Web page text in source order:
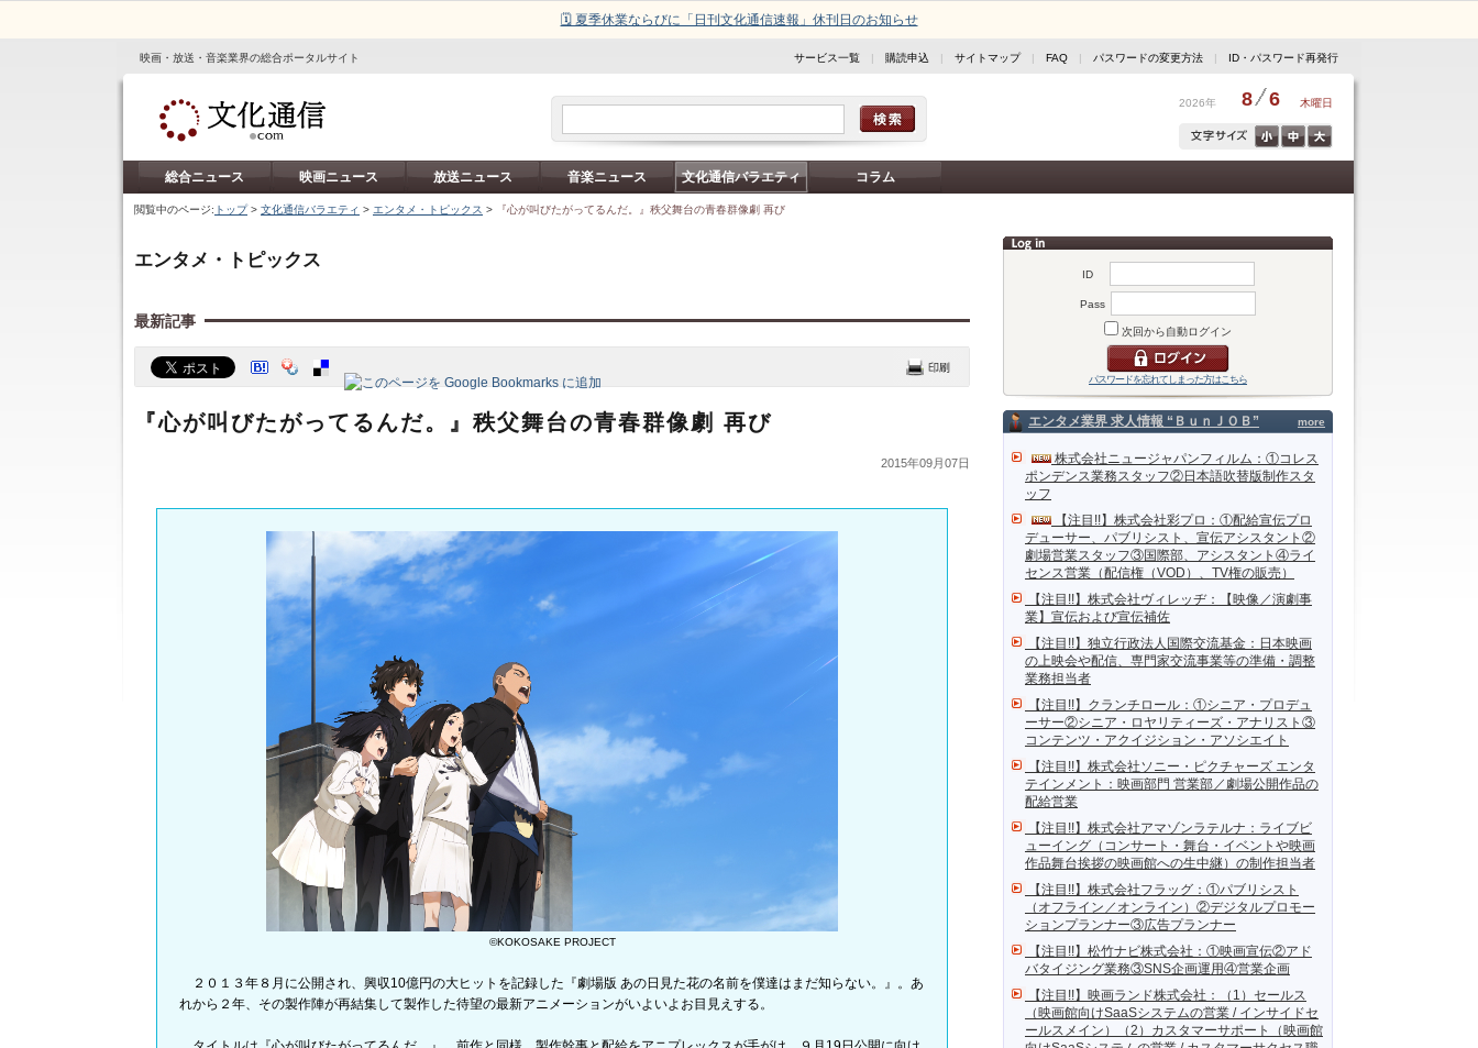
🗓️ 夏季休業ならびに「日刊文化通信速報」休刊日のお知らせ
映画・放送・音楽業界の総合ポータルサイト サービス一覧 | 購読申込 | サイトマップ| FAQ | パスワードの変更方法 | ID・パスワード再発行
2026年 8 6 木曜日
総合ニュース 映画ニュース 放送ニュース 音楽ニュース 文化通信バラエティ コラム
閲覧中のページ: トップ> 文化通信バラエティ > エンタメ・トピックス > 『心が叫びたがってるんだ。』秩父舞台の青春群像劇 再び
ID
Pass
次回から自動ログイン
パスワードを忘れてしまった方はこちら
more
エンタメ業界 求人情報 “ＢｕｎＪＯＢ”
株式会社ニュージャパンフィルム：①コレス
ポンデンス業務スタッフ②日本語吹替版制作スタ
ッフ
【注目!!】株式会社彩プロ：①配給宣伝プロ
デューサー、パブリシスト、宣伝アシスタント②
劇場営業スタッフ③国際部、アシスタント④ライ
センス営業（配信権（VOD）、TV権の販売）
【注目!!】株式会社ヴィレッヂ：【映像／演劇事
業】宣伝および宣伝補佐
【注目!!】独立行政法人国際交流基金：日本映画
の上映会や配信、専門家交流事業等の準備・調整
業務担当者
【注目!!】クランチロール：①シニア・プロデュ
ーサー②シニア・ロヤリティーズ・アナリスト③
コンテンツ・アクイジション・アソシエイト
【注目!!】株式会社ソニー・ピクチャーズ エンタ
テインメント：映画部門 営業部／劇場公開作品の
配給営業
【注目!!】株式会社アマゾンラテルナ：ライブビ
ューイング（コンサート・舞台・イベントや映画
作品舞台挨拶の映画館への生中継）の制作担当者
【注目!!】株式会社フラッグ：①パブリシスト
（オフライン／オンライン）②デジタルプロモー
ションプランナー③広告プランナー
【注目!!】松竹ナビ株式会社：①映画宣伝②アド
バタイジング業務③SNS企画運用④営業企画
【注目!!】映画ランド株式会社：（1）セールス
（映画館向けSaaSシステムの営業 / インサイドセ
ールスメイン）（2）カスタマーサポート（映画館
エンタメ・トピックス
最新記事
『心が叫びたがってるんだ。』秩父舞台の青春群像劇 再び
2015年09月07日
©KOKOSAKE PROJECT
２０１３年８月に公開され、興収10億円の大ヒットを記録した『劇場版 あの日見た花の名前を僕達はまだ知らない。』。あ
れから２年、その製作陣が再結集して製作した待望の最新アニメーションがいよいよお目見えする。